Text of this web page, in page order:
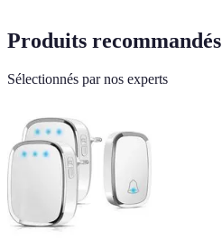
Produits recommandés
Sélectionnés par nos experts